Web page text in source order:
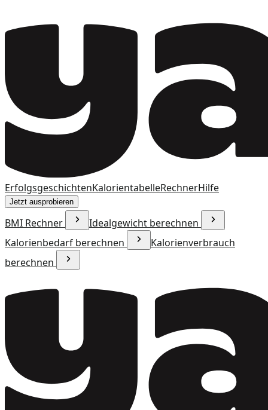
ErfolgsgeschichtenKalorientabelleRechnerHilfe
Jetzt ausprobieren
BMI Rechner
Idealgewicht berechnen
Kalorienbedarf berechnen
Kalorienverbrauch
berechnen